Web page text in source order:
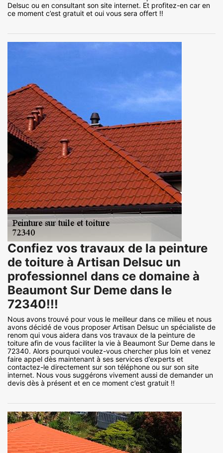
Delsuc ou en consultant son site internet. Et profitez-en car en
ce moment c’est gratuit et oui vous sera offert !!
Confiez vos travaux de la peinture
de toiture à Artisan Delsuc un
professionnel dans ce domaine à
Beaumont Sur Deme dans le
72340!!!
Nous avons trouvé pour vous le meilleur dans ce milieu et nous
avons décidé de vous proposer Artisan Delsuc un spécialiste de
renom qui vous aidera dans vos travaux de la peinture de
toiture afin de vous faciliter la vie à Beaumont Sur Deme dans le
72340. Alors pourquoi voulez-vous chercher plus loin et venez
faire appel dès maintenant à ses services d’experts et
contactez-le directement sur son téléphone ou sur son site
internet. Nous vous suggérons vivement aussi de demander un
devis dès à présent et en ce moment c’est gratuit !!